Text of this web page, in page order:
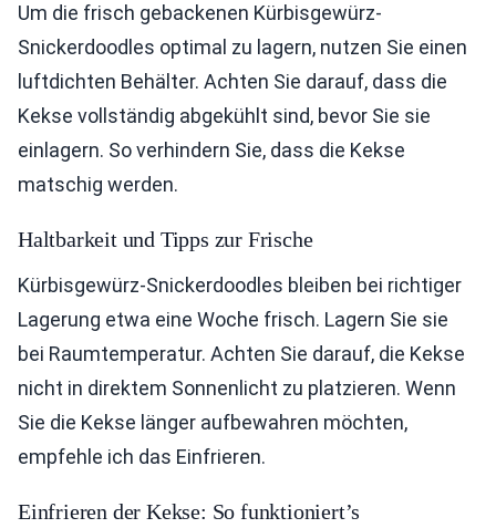
Um die frisch gebackenen Kürbisgewürz-
Snickerdoodles optimal zu lagern, nutzen Sie einen
luftdichten Behälter. Achten Sie darauf, dass die
Kekse vollständig abgekühlt sind, bevor Sie sie
einlagern. So verhindern Sie, dass die Kekse
matschig werden.
Haltbarkeit und Tipps zur Frische
Kürbisgewürz-Snickerdoodles bleiben bei richtiger
Lagerung etwa eine Woche frisch. Lagern Sie sie
bei Raumtemperatur. Achten Sie darauf, die Kekse
nicht in direktem Sonnenlicht zu platzieren. Wenn
Sie die Kekse länger aufbewahren möchten,
empfehle ich das Einfrieren.
Einfrieren der Kekse: So funktioniert’s